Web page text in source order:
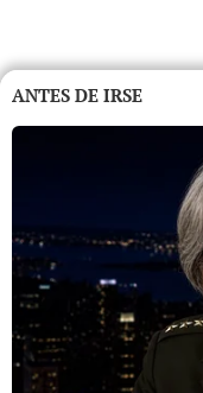
ANTES DE IRSE